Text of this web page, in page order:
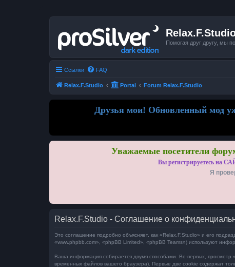
Помогая друг другу, мы
Ссылки FAQ
Relax.F.Studio Portal Forum Relax.F.Studio
Друзья мои! Обновленный мод
Уважаемые посетители
Вы регистрируетесь на
Я
Relax.F.Studio - Соглашение о
Это соглашение подробно объясняет, как «Relax.F.Studio» и его
«www.phpbb.com», «phpBB Limited», «phpBB Teams») используют
Ваша информация собирается двумя способами. Во-первых,
временных файлов вашего браузера). Первые две cookie содержат